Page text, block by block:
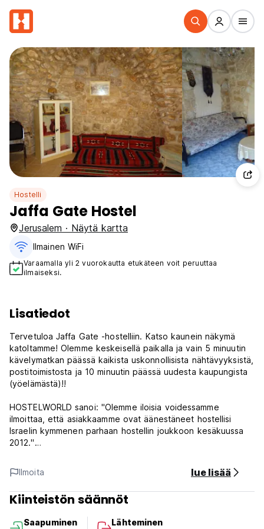
Hostelli
Jaffa Gate Hostel
Jerusalem · Näytä kartta
Ilmainen WiFi
Varaamalla yli 2 vuorokautta etukäteen voit peruuttaa
ilmaiseksi.
Lisatiedot
Tervetuloa Jaffa Gate -hostelliin. Katso kaunein näkymä
katoltamme! Olemme keskeisellä paikalla ja vain 5 minuutin
kävelymatkan päässä kaikista uskonnollisista nähtävyyksistä,
postitoimistosta ja 10 minuutin päässä uudesta kaupungista
(yöelämästä)!!
HOSTELWORLD sanoi: "Olemme iloisia voidessamme
ilmoittaa, että asiakkaamme ovat äänestäneet hostellisi
Israelin kymmenen parhaan hostellin joukkoon kesäkuussa
2012."
Teemme vierailustasi niin hauskaa kuin voimme, retkiä
saatavilla, Internet, nopea langaton (WIFI) Internet-yhteys,
grillausalue, yöelokuvia ja paljon muuta.
kodikkaasta ilmapiiristämme! Tarjoamme makuusaleja ja
Ilmoita lue lisää
Kiinteistön säännöt
Saapuminen
Lähteminen